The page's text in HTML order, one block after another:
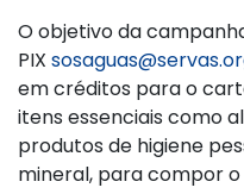
O objetivo da
PIX
em créditos para o
itens essenciais como
produtos de higiene
mineral, para compor o